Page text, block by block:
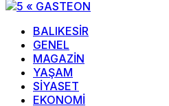
BALIKESİR
GENEL
MAGAZİN
YAŞAM
SİYASET
EKONOMİ